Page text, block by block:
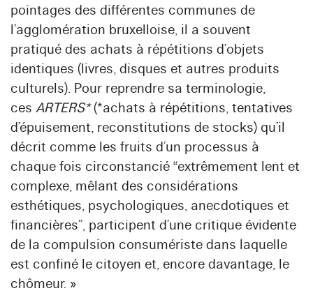
pointages des différentes communes de
l’agglomération bruxelloise, il a souvent
pratiqué des achats à répétitions d’objets
identiques (livres, disques et autres produits
culturels). Pour reprendre sa terminologie,
ces ARTERS*(*achats à répétitions, tentatives
d’épuisement, reconstitutions de stocks) qu’il
décrit comme les fruits d’un processus à
chaque fois circonstancié “extrêmement lent et
complexe, mêlant des considérations
esthétiques, psychologiques, anecdotiques et
financières”, participent d’une critique évidente
de la compulsion consumériste dans laquelle
est confiné le citoyen et, encore davantage, le
chômeur. »